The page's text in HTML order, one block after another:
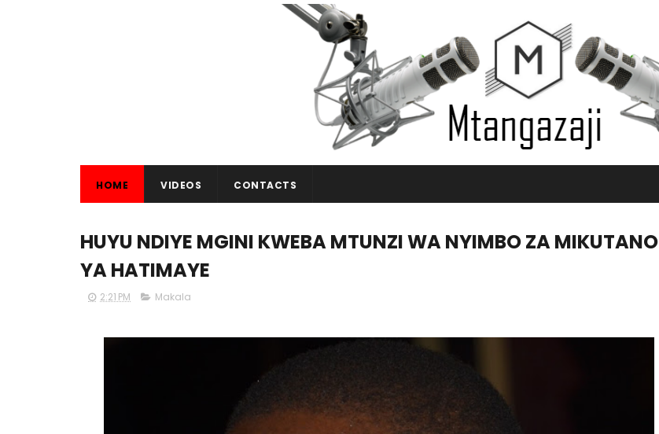
HOME VIDEOS CONTACTS
HUYU NDIYE MGINI KWEBA MTUNZI WA NYIMBO ZA MIKUTANO
YA HATIMAYE
2:21 PM Makala